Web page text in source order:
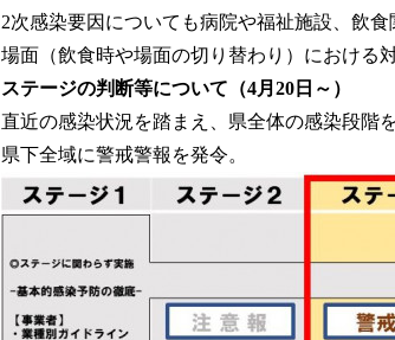
2次感染要因についても病院や福祉施設、飲
場面（飲食時や場面の切り替わり）における
ステージの判断等について（4月20日～）
直近の感染状況を踏まえ、県全体の感染段階
県下全域に警戒警報を発令。